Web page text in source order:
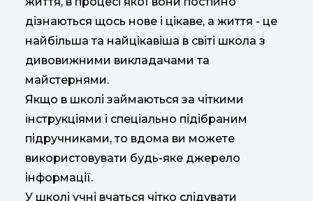
дізнаються щось нове і цікаве, а життя - це
найбільша та найцікавіша в світі школа з
дивовижними викладачами та
майстернями.
Якщо в школі займаються за чіткими
інструкціями і спеціально підібраним
підручниками, то вдома ви можете
використовувати будь-яке джерело
інформації.
У школі учні вчаться чітко слідувати